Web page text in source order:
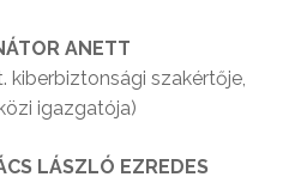
ANETT
kiberbiztonsági szakértője,
igazgatója)
LÁSZLÓ EZREDES